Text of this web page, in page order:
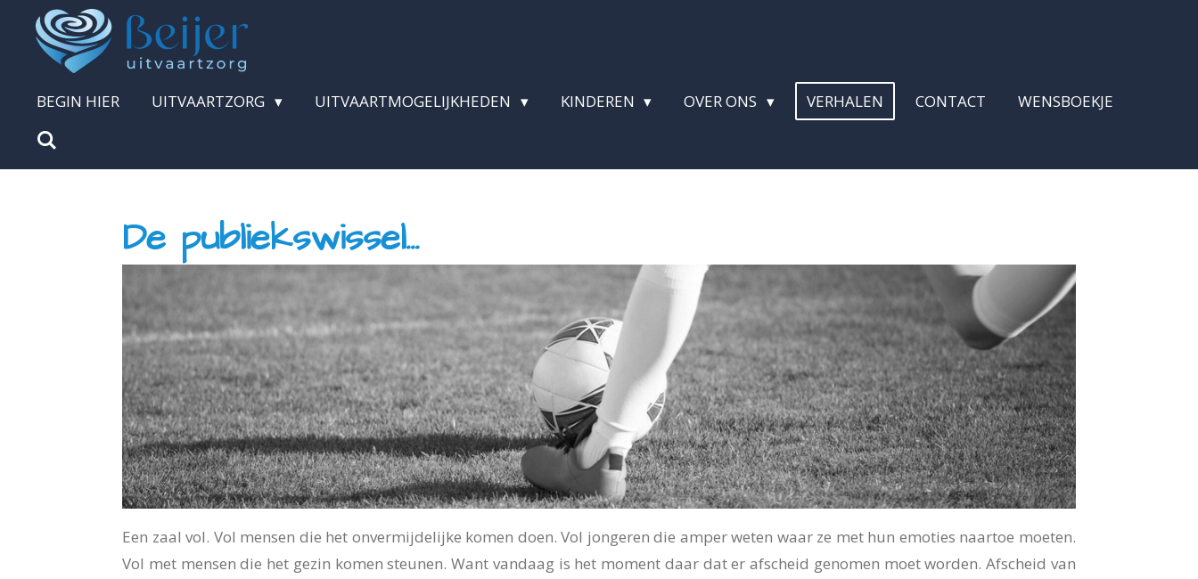
direct
hoofdinhoud
BEGIN HIER UITVAARTZORG UITVAARTMOGELIJKHEDEN KINDEREN OVER ONS VERHALEN CONTACT WENSBOEKJE
De publiekswissel...
Een zaal vol. Vol mensen die het onvermijdelijke komen doen. Vol jongeren die amper weten waar ze met hun emoties naartoe moeten.
Vol met mensen die het gezin komen steunen. Want vandaag is het moment daar dat er afscheid genomen moet worden. Afscheid van